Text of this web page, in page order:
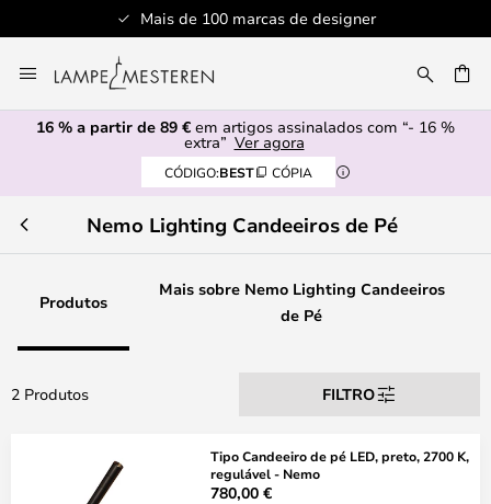
Mais de 100 marcas de designer
para
o
Conteúdo
16 % a partir de 89 € em artigos assinalados com “- 16 %
extra” Ver agora
CÓDIGO:BEST CÓPIA
Nemo Lighting Candeeiros de Pé
Produtos
Mais sobre Nemo Lighting Candeeiros
de Pé
2 Produtos FILTRO
Tipo Candeeiro de pé LED, preto, 2700 K,
regulável - Nemo
780,00 €